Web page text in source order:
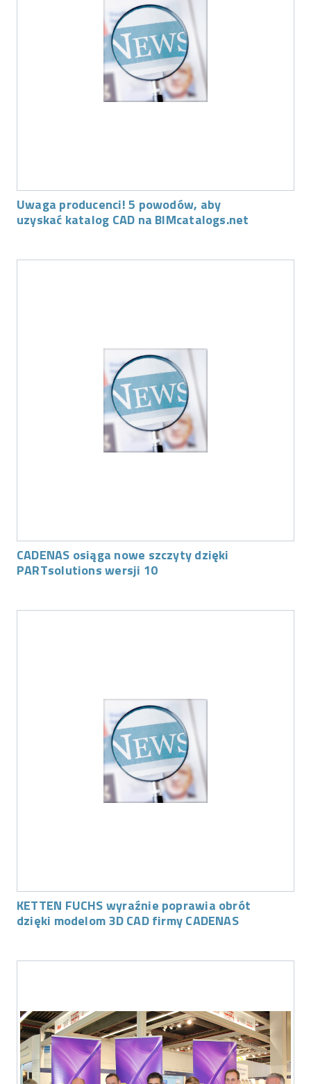
Uwaga producenci! 5 powodów, aby
uzyskać katalog CAD na BIMcatalogs.net
CADENAS osiąga nowe szczyty dzięki
PARTsolutions wersji 10
KETTEN FUCHS wyraźnie poprawia obrót
dzięki modelom 3D CAD firmy CADENAS